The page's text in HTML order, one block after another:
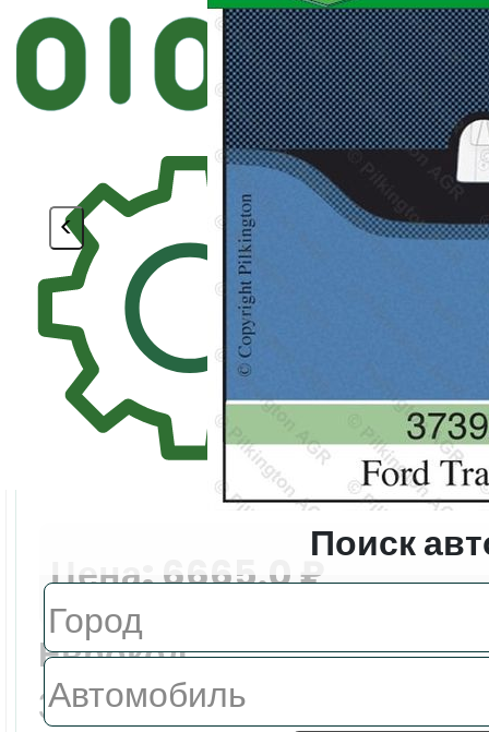
Поиск
<
Цена:6665.0 ₽
Еврокод:
3739AGNBLV1P